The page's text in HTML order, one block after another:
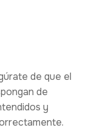
de que el
de
y